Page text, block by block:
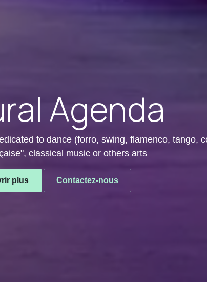
Agenda
to dance (forro, swing, flamenco, tango,
classical music or others arts
plus Contactez-nous